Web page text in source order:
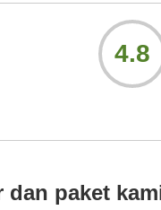
4.8
dan paket